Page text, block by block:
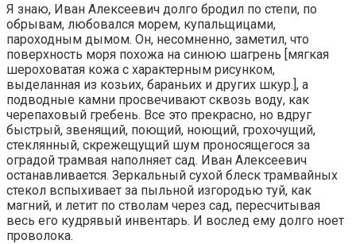
Я знаю, Иван Алексеевич долго бродил по степи, по
обрывам, любовался морем, купальщицами,
пароходным дымом. Он, несомненно, заметил, что
поверхность моря похожа на синюю шагрень [мягкая
шероховатая кожа с характерным рисунком,
выделанная из козьих, бараньих и других шкур.], а
подводные камни просвечивают сквозь воду, как
черепаховый гребень. Все это прекрасно, но вдруг
быстрый, звенящий, поющий, ноющий, грохочущий,
стеклянный, скрежещущий шум проносящегося за
оградой трамвая наполняет сад. Иван Алексеевич
останавливается. Зеркальный сухой блеск трамвайных
стекол вспыхивает за пыльной изгородью туй, как
магний, и летит по стволам через сад, пересчитывая
весь его кудрявый инвентарь. И вослед ему долго ноет
проволока.